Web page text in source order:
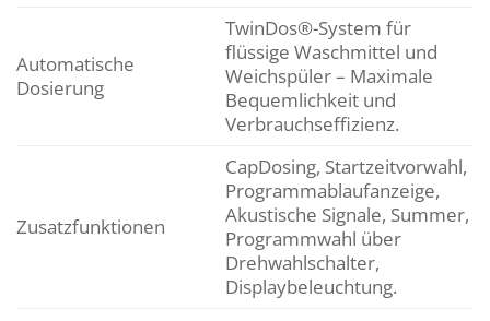
Automatische
Dosierung
TwinDos®-System für
flüssige Waschmittel und
Weichspüler – Maximale
Bequemlichkeit und
Verbrauchseffizienz.
Zusatzfunktionen
CapDosing, Startzeitvorwahl,
Programmablaufanzeige,
Akustische Signale, Summer,
Programmwahl über
Drehwahlschalter,
Displaybeleuchtung.